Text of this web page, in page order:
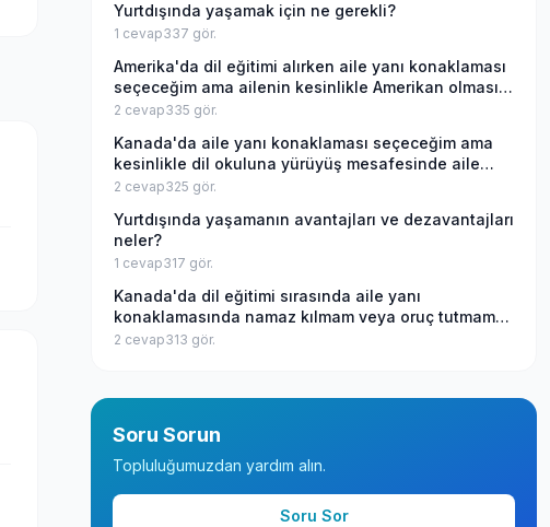
Yurtdışında yaşamak için ne gerekli?
1 cevap337 gör.
Amerika'da dil eğitimi alırken aile yanı konaklaması
seçeceğim ama ailenin kesinlikle Amerikan olmasını
istiyorum, bu mümkün mü?
2 cevap335 gör.
Kanada'da aile yanı konaklaması seçeceğim ama
kesinlikle dil okuluna yürüyüş mesafesinde aile
istiyorum, bu mümkün mü?
2 cevap325 gör.
Yurtdışında yaşamanın avantajları ve dezavantajları
neler?
1 cevap317 gör.
Kanada'da dil eğitimi sırasında aile yanı
konaklamasında namaz kılmam veya oruç tutmam
Kanadalı aileler açısından sıkıntı olur mu?
2 cevap313 gör.
Soru Sorun
Topluluğumuzdan yardım alın.
Soru Sor